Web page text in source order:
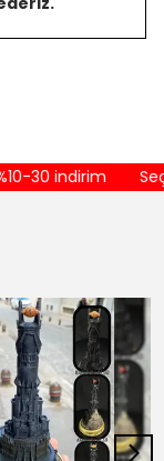
30 indirim